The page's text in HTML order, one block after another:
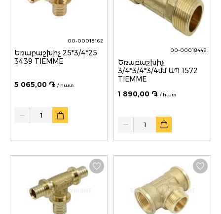
00-00018162
Եռաբաշխիչ 25*3/4*25
3439 TIEMME
5 065,00 ֏ / հատ
00-00018448
Եռաբաշխիչ
3/4*3/4*3/4մմ ԱՊ 1572
TIEMME
1 890,00 ֏ / հատ
Quantity